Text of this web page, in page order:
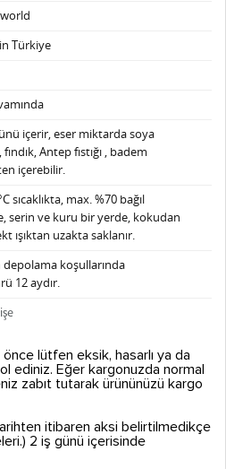
Türkiye
içerir, eser miktarda soya
fındık, Antep fıstığı , badem
içerebilir.
sıcaklıkta, max. %70 bağıl
serin ve kuru bir yerde, kokudan
ışıktan uzakta saklanır.
depolama koşullarında
12 aydır.
lütfen eksik, hasarlı ya da
ediniz. Eğer kargonuzda normal
zabıt tutarak ürününüzü kargo
itibaren aksi belirtilmedikçe
2 iş günü içerisinde